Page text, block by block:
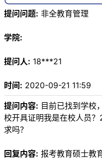
提问问题: 非全教育管理
学院:
提问人: 18***21
时间: 2020-09-21 11:59
提问内容: 目前已找到学校
校开具证明我是在校人员
求吗？
回复内容: 报考教育硕士教